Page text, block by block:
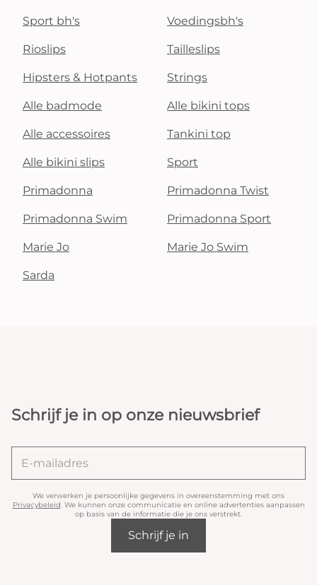
Sport bh's Voedingsbh's
Rioslips Tailleslips
Hipsters & Hotpants Strings
Alle badmode Alle bikini tops
Alle accessoires Tankini top
Alle bikini slips Sport
Primadonna Primadonna Twist
Primadonna Swim Primadonna Sport
Marie Jo Marie Jo Swim
Sarda
Schrijf je in op onze nieuwsbrief
We verwerken je persoonlijke gegevens in overeenstemming met ons
Privacybeleid. We kunnen onze communicatie en online advertenties aanpassen
op basis van de informatie die je ons verstrekt.
Schrijf je in